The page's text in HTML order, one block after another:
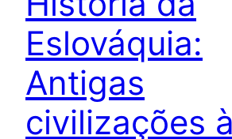
Eslováquia:
Antigas
civilizações à